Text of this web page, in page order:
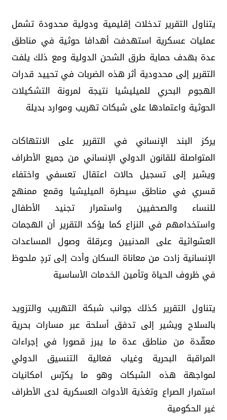
يتناول التقرير تدخلات إقليمية ودولية محدودة تشمل
عمليات عسكرية استهدفت أهدافا حوثية في مناطق
عدة بهدف حماية طرق الشحن الدولية ومع ذلك يلفت
التقرير إلى محدودية أثر هذه الضربات في تحييد قدرات
الهجوم البحري للميليشيا نتيجة لمرونة التشكيلات
الحوثية واعتمادها على شبكات تهريب وموارد بديلة
يركز البند الإنساني في التقرير على الانتهاكات
المتواصلة للقانون الدولي الإنساني من جميع الأطراف
ويشير إلى تسجيل حالات اعتقال تعسفي واختفاء
قسري في مناطق سيطرة الميليشيا وقمع ممنهج
للنساء والصحفيين واستمرار تجنيد الأطفال
واستخدامهم في النزاع كما يؤكد التقرير أن الهجمات
العشوائية على المدنيين وعرقلة وصول المساعدات
الإنسانية زادت من معاناة السكان وأدت إلى تردٍ ملحوظ
في ظروف الحياة وتأمين الخدمات الأساسية
يتناول التقرير كذلك جوانب شبكة التهريب والتزويد
بالسلاح ويشير إلى تدفق أسلحة عبر مسارات بحرية
معقّدة من مناطق عدة ما يبرز قصورا في إجراءات
المراقبة البحرية وغياب فعالية التنسيق الدولي
لمواجهة هذه الشبكات وهو ما يكرّس امكانيات
استمرار الصراع وتغذية الأدوات العسكرية لدى الأطراف
غير الحكومية